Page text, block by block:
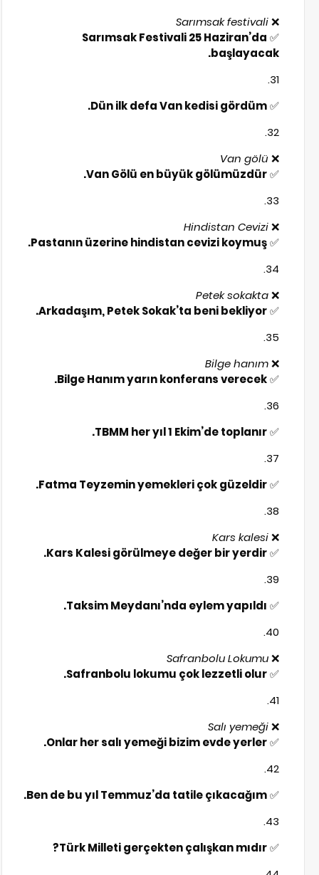
❌
Sarımsak festivali
✅
Sarımsak Festivali 25 Haziran’da
başlayacak.
✅
Dün ilk defa Van kedisi gördüm.
❌
Van gölü
✅
Van Gölü en büyük gölümüzdür.
❌
Hindistan Cevizi
✅
Pastanın üzerine hindistan cevizi koymuş.
❌
Petek sokakta
✅
Arkadaşım, Petek Sokak’ta beni bekliyor.
❌
Bilge hanım
✅
Bilge Hanım yarın konferans verecek.
✅
TBMM her yıl 1 Ekim’de toplanır.
✅
Fatma Teyzemin yemekleri çok güzeldir.
❌
Kars kalesi
✅
Kars Kalesi görülmeye değer bir yerdir.
✅
Taksim Meydanı’nda eylem yapıldı.
❌
Safranbolu Lokumu
✅
Safranbolu lokumu çok lezzetli olur.
❌
Salı yemeği
✅
Onlar her salı yemeği bizim evde yerler.
✅
Ben de bu yıl Temmuz’da tatile çıkacağım.
✅
Türk Milleti gerçekten çalışkan mıdır?